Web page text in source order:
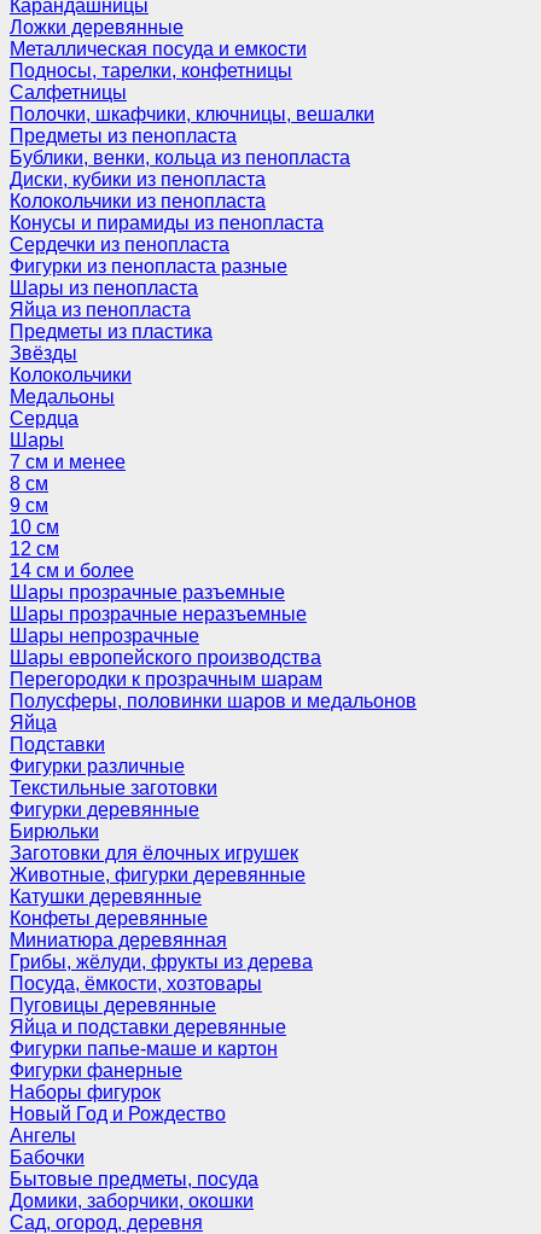
Карандашницы
Ложки деревянные
Металлическая посуда и емкости
Подносы, тарелки, конфетницы
Салфетницы
Полочки, шкафчики, ключницы, вешалки
Предметы из пенопласта
Бублики, венки, кольца из пенопласта
Диски, кубики из пенопласта
Колокольчики из пенопласта
Конусы и пирамиды из пенопласта
Сердечки из пенопласта
Фигурки из пенопласта разные
Шары из пенопласта
Яйца из пенопласта
Предметы из пластика
Звёзды
Колокольчики
Медальоны
Сердца
Шары
7 см и менее
8 см
9 см
10 см
12 см
14 см и более
Шары прозрачные разъемные
Шары прозрачные неразъемные
Шары непрозрачные
Шары европейского производства
Перегородки к прозрачным шарам
Полусферы, половинки шаров и медальонов
Яйца
Подставки
Фигурки различные
Текстильные заготовки
Фигурки деревянные
Бирюльки
Заготовки для ёлочных игрушек
Животные, фигурки деревянные
Катушки деревянные
Конфеты деревянные
Миниатюра деревянная
Грибы, жёлуди, фрукты из дерева
Посуда, ёмкости, хозтовары
Пуговицы деревянные
Яйца и подставки деревянные
Фигурки папье-маше и картон
Фигурки фанерные
Наборы фигурок
Новый Год и Рождество
Ангелы
Бабочки
Бытовые предметы, посуда
Домики, заборчики, окошки
Сад, огород, деревня